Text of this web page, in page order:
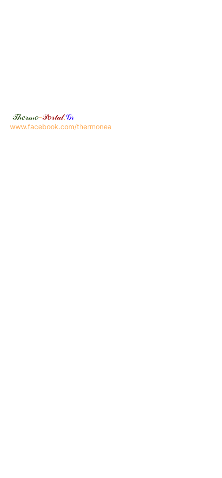
𝒯𝒽𝑒𝓇𝓂𝑜-𝒫𝑜𝓇𝓉𝒶𝓁.𝒢𝓇
www.facebook.com/thermonea